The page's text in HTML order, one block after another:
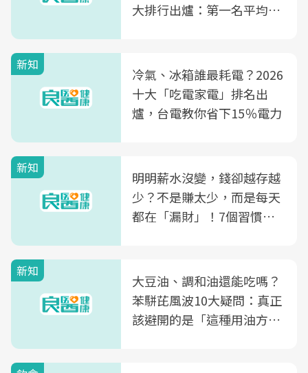
大排行出爐：第一名平均一
新知
冷氣、冰箱誰最耗電？2026
十大「吃電家電」排名出
爐，台電教你省下15％電力
新知
明明薪水沒變，錢卻越存越
少？不是賺太少，而是每天
都在「漏財」！7個習慣一
新知
大豆油、調和油還能吃嗎？
苯駢芘風波10大疑問：真正
該避開的是「這種用油方